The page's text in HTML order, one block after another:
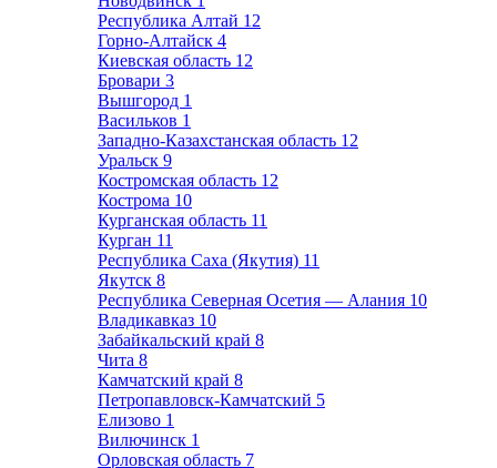
Республика Алтай 12
Горно-Алтайск 4
Киевская область 12
Бровари 3
Вышгород 1
Васильков 1
Западно-Казахстанская область 12
Уральск 9
Костромская область 12
Кострома 10
Курганская область 11
Курган 11
Республика Саха (Якутия) 11
Якутск 8
Республика Северная Осетия — Алания 10
Владикавказ 10
Забайкальский край 8
Чита 8
Камчатский край 8
Петропавловск-Камчатский 5
Елизово 1
Вилючинск 1
Орловская область 7